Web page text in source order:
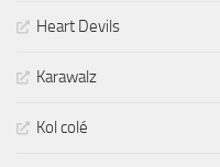
Heart Devils
Karawalz
Kol colé